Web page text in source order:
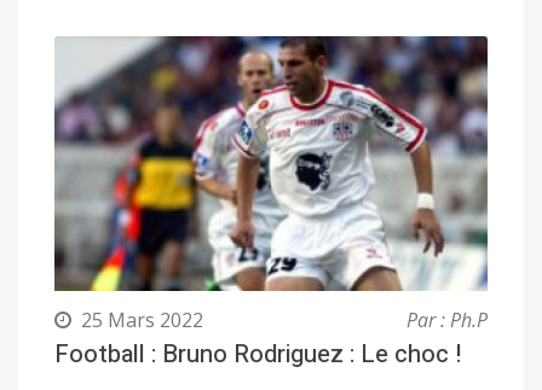
25 Mars 2022 Par : Ph.P
Football : Bruno Rodriguez : Le choc !